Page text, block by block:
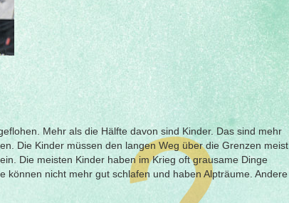
Mehr als die Hälfte davon sind Kinder. Das sind mehr
Die Kinder müssen den langen Weg über die Grenzen meist
Die meisten Kinder haben im Krieg oft grausame Dinge
nicht mehr gut schlafen und haben Alpträume. Andere